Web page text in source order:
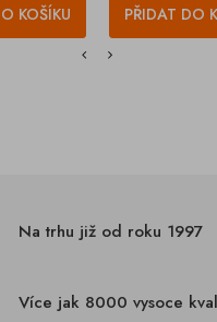
KOŠÍKU PŘIDAT DO
Na trhu již od roku 1997
Více jak 8000 vysoce